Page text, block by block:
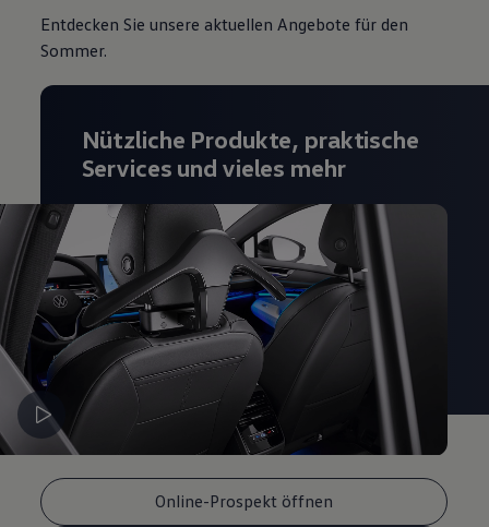
Entdecken Sie unsere aktuellen Angebote für den
Sommer.
Online-Prospekt öffnen
Nützliche Produkte, praktische
Services und vieles mehr